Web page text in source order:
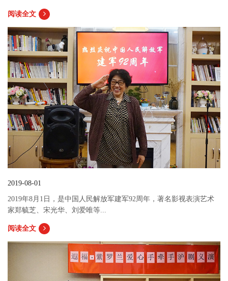
阅读全文
2019-08-01
2019年8月1日，是中国人民解放军建军92周年，著名影视表演艺术
家郑毓芝、宋光华、刘爱唯等...
阅读全文